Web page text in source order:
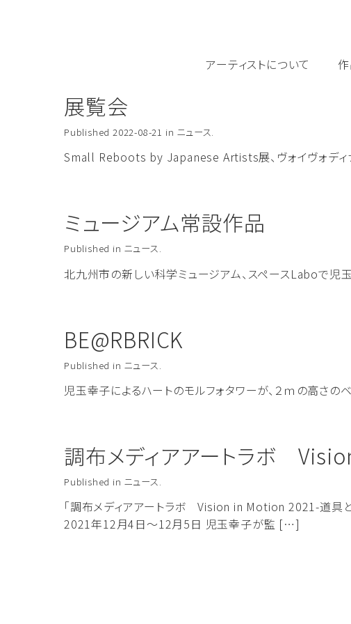
アーティストについて
展覧会
Published 2022-08-21 in ニュース.
Small Reboots by Japanese Artists展、ヴォイヴォディナ
ミュージアム常設作品
Published in ニュース.
北九州市の新しい科学ミュージアム、スペースLaboで児
BE@RBRICK
Published in ニュース
児玉幸子によるハートのモルフォタワーが、２ｍの高さの
調布メディアアートラボ
Published in ニュース.
「調布メディアアートラボ Vision in Motion 2021-道具と
2021年12月4日～12月5日 児玉幸子が監 […]